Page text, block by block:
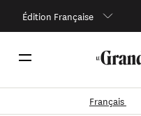
Édition Française
Français